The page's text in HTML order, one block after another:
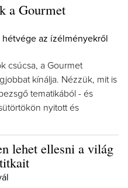
a Gourmet
hétvége az ízélményekről
csúcsa, a Gourmet
kínálja. Nézzük, mit is
tematikából - és
nyitott és
lehet ellesni a világ